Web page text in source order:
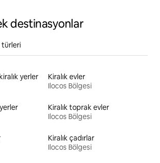
destinasyonlar
türleri
yerler
Kiralık evler
Ilocos Bölgesi
Kiralık toprak evler
Ilocos Bölgesi
Kiralık çadırlar
Ilocos Bölgesi